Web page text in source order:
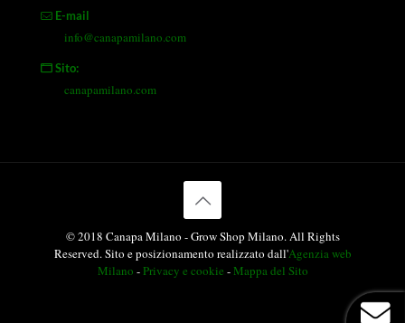
E-mail
info@canapamilano.com
Sito:
canapamilano.com
© 2018 Canapa Milano - Grow Shop Milano. All Rights
Reserved. Sito e posizionamento realizzato dall'Agenzia web
Milano -Privacy e cookie -Mappa del Sito